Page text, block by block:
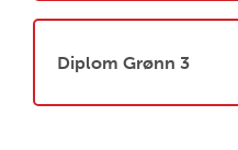
Diplom Grønn 3